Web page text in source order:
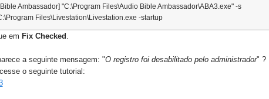
Ambassador] "C:\Program Files\Audio Bible Ambassador\ABA3.exe" -s
Files\Livestation\Livestation.exe -startup
em Fix Checked .
a seguinte mensagem: "O registro foi desabilitado pelo administrador" ?
o seguinte tutorial: